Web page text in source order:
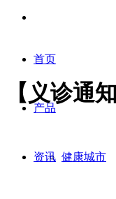
首页
产品
健康城市
资讯
【义诊通